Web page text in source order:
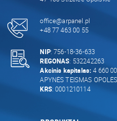
office@arpanel.pl
+48 77 463 00 55
NIP: 756-18-36-633
REGONAS: 532242263
Akcinis kapitalas: 4 660
APYNĖS TEISMAS
KRS: 0001210114